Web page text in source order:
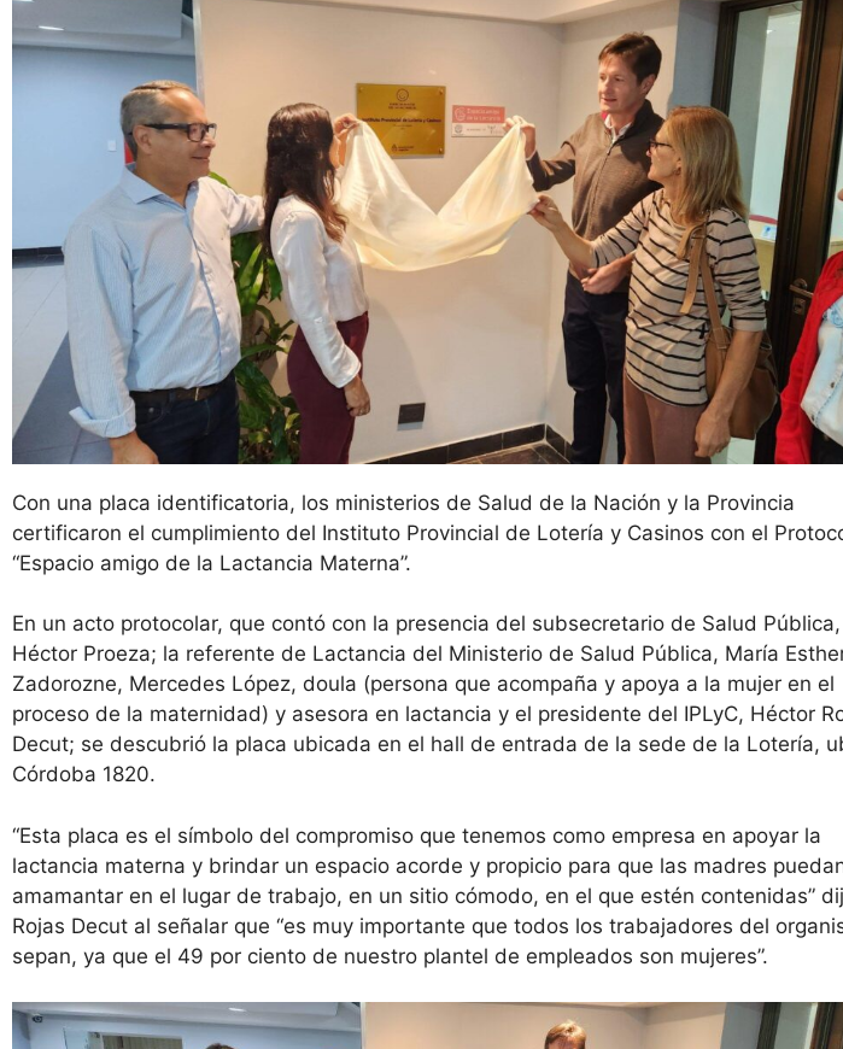
Con una placa identificatoria, los ministerios de Salud de la Nación y la Provincia
certificaron el cumplimiento del Instituto Provincial de Lotería y Casinos con el
“Espacio amigo de la Lactancia Materna”.
En un acto protocolar, que contó con la presencia del subsecretario de Salud Pública,
Héctor Proeza; la referente de Lactancia del Ministerio de Salud Pública, María
Zadorozne, Mercedes López, doula (persona que acompaña y apoya a la mujer en el
proceso de la maternidad) y asesora en lactancia y el presidente del IPLyC, Héctor
Decut; se descubrió la placa ubicada en el hall de entrada de la sede de la Lotería,
Córdoba 1820.
“Esta placa es el símbolo del compromiso que tenemos como empresa en apoyar la
lactancia materna y brindar un espacio acorde y propicio para que las madres
amamantar en el lugar de trabajo, en un sitio cómodo, en el que estén contenidas”
Rojas Decut al señalar que “es muy importante que todos los trabajadores del
sepan, ya que el 49 por ciento de nuestro plantel de empleados son mujeres”.